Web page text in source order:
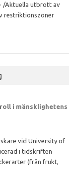
/Aktuella utbrott av
restriktionszoner
i mänsklighetens
vid University of
i tidskriften
(från frukt,